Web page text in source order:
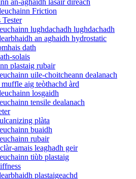
an-aghaidh lasair dìreach
Friction
Tester
lughdachadh lughdachadh
an aghaidh hydrostatic
dath
solais
plastaig rubair
uile-choitcheann dealanach
aig teòthachd àrd
losgaidh
tensile dealanach
plàta
buaidh
rubair
amais leaghadh geir
tiùb plastaig
plastaigeachd